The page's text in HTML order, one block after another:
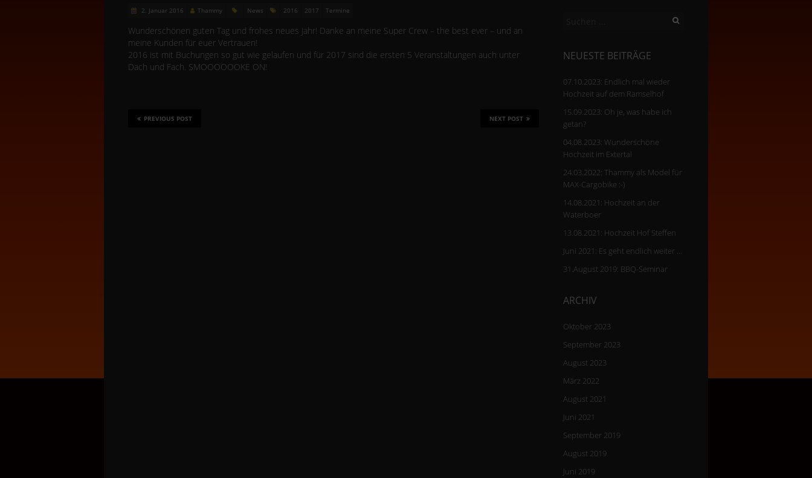
2. Januar 2016 Thammy News 2016 2017 Termine
Wunderschönen guten Tag und frohes neues Jahr! Danke an meine Super Crew – the best ever – und an
meine Kunden für euer Vertrauen!
2016 ist mit Buchungen so gut wie gelaufen und für 2017 sind die ersten 5 Veranstaltungen auch unter
Dach und Fach. SMOOOOOOKE ON!
NEXT POST
PREVIOUS POST
NEUESTE BEITRÄGE
07.10.2023: Endlich mal wieder
Hochzeit auf dem Ramselhof
15.09.2023: Oh je, was habe ich
getan?
04.08.2023: Wunderschöne
Hochzeit im Extertal
24.03.2022: Thammy als Model für
MAX-Cargobike :-)
14.08.2021: Hochzeit an der
Waterboer
13.08.2021: Hochzeit Hof Steffen
Juni 2021: Es geht endlich weiter …
31.August 2019: BBQ-Seminar
ARCHIV
Oktober 2023
September 2023
August 2023
März 2022
August 2021
Juni 2021
September 2019
August 2019
Juni 2019